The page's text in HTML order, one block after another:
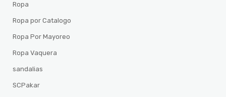
Ropa
Ropa por Catalogo
Ropa Por Mayoreo
Ropa Vaquera
sandalias
SCPakar